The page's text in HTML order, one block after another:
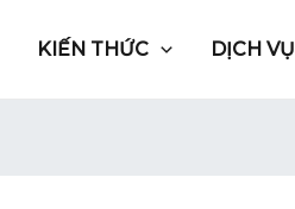
KIẾN THỨC DỊCH VỤ